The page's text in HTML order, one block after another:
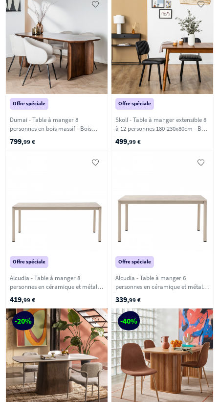
Offre spéciale
Dumai - Table à manger 8
personnes en bois massif - Bois
foncé
799,99 €
Offre spéciale
Skoll - Table à manger extensible 8
à 12 personnes 180-230x80cm - Bois
foncé
499,99 €
Offre spéciale
Alcudia - Table à manger 8
personnes en céramique et métal -
Beige
419,99 €
Offre spéciale
Alcudia - Table à manger 6
personnes en céramique et métal -
Beige
339,99 €
-20% -40%